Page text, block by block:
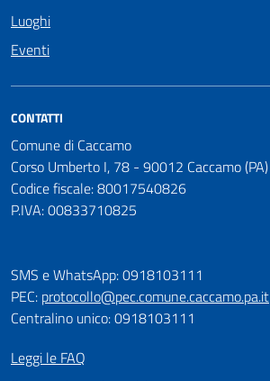
Luoghi
Eventi
CONTATTI
Comune di Caccamo
Corso Umberto I, 78 - 90012 Caccamo (PA)
Codice fiscale: 80017540826
P.IVA: 00833710825
SMS e WhatsApp: 0918103111
PEC: protocollo@pec.comune.caccamo.pa.it
Centralino unico: 0918103111
Leggi le FAQ